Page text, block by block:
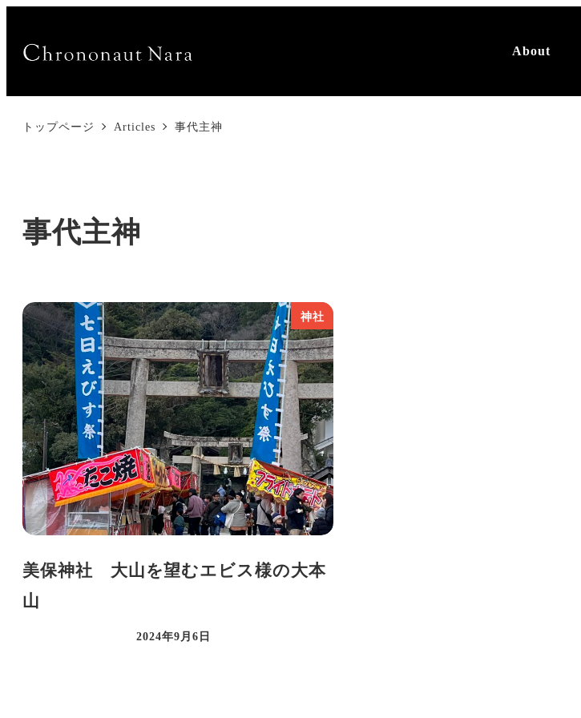
About
トップページ Articles 事代主神
事代主神
神社
美保神社 大山を望むエビス様の大本
山
投稿日
2024年9月6日